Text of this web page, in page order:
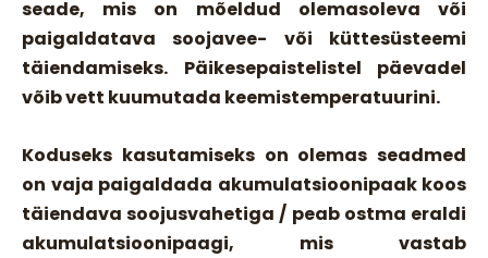
seade, mis on mõeldud olemasoleva või
paigaldatava soojavee- või küttesüsteemi
täiendamiseks. Päikesepaistelistel päevadel
võib vett kuumutada keemistemperatuurini.
Koduseks kasutamiseks on olemas seadmed
on vaja paigaldada akumulatsioonipaak koos
täiendava soojusvahetiga / peab ostma eraldi
akumulatsioonipaagi, mis vastab